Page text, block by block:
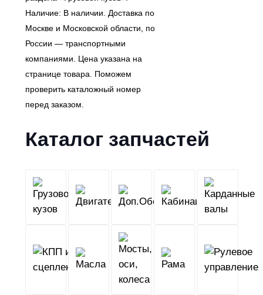
Наличие: В наличии. Доставка по
Москве и Московской области, по
России — транспортными
компаниями. Цена указана на
странице товара. Поможем
проверить каталожный номер
перед заказом.
Каталог запчастей
Грузовой
кузов
Двигатель Кабина
КПП
оси,
Рама